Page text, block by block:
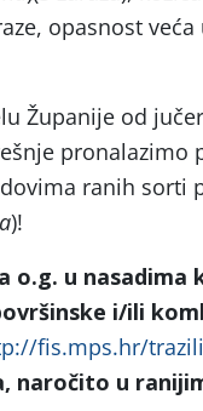
opasnost
Županije od
pronalazimo
ranih sorti
)!
o.g. u nasadima
i/ili
fis.mps.hr/
naročito u